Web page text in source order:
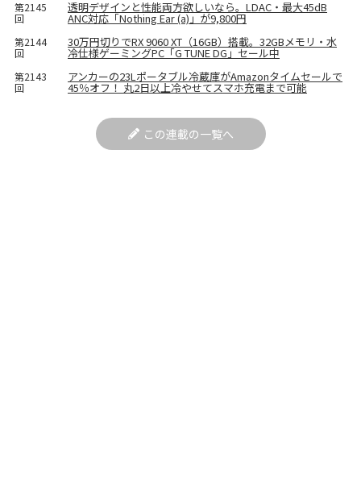
第2145
回
透明デザインと性能両方欲しいなら。LDAC・最大45dB
ANC対応「Nothing Ear (a)」が9,800円
第2144
回
30万円切りでRX 9060 XT（16GB）搭載。32GBメモリ・水
冷仕様ゲーミングPC「G TUNE DG」セール中
第2143
回
アンカーの23Lポータブル冷蔵庫がAmazonタイムセールで
45％オフ！ 丸2日以上冷やせてスマホ充電まで可能
この連載の一覧へ